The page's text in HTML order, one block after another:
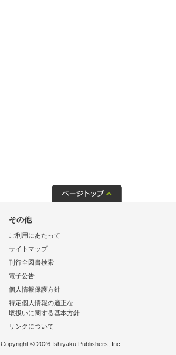
その他
ご利用にあたって
サイトマップ
刊行全図書検索
電子公告
個人情報保護方針
特定個人情報の適正な
取扱いに関する基本方針
リンクについて
Copyright © 2026 Ishiyaku Publishers, Inc.